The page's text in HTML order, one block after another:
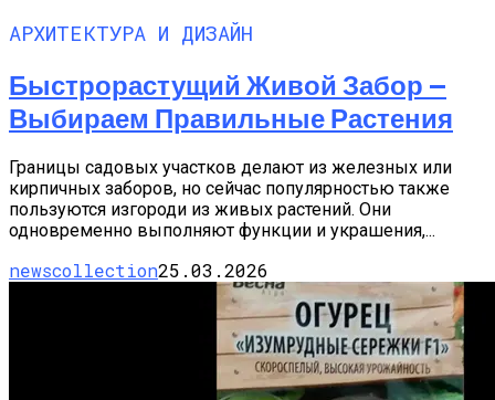
АРХИТЕКТУРА И ДИЗАЙН
Быстрорастущий Живой Забор —
Выбираем Правильные Растения
Границы садовых участков делают из железных или
кирпичных заборов, но сейчас популярностью также
пользуются изгороди из живых растений. Они
одновременно выполняют функции и украшения,...
newscollection25.03.2026